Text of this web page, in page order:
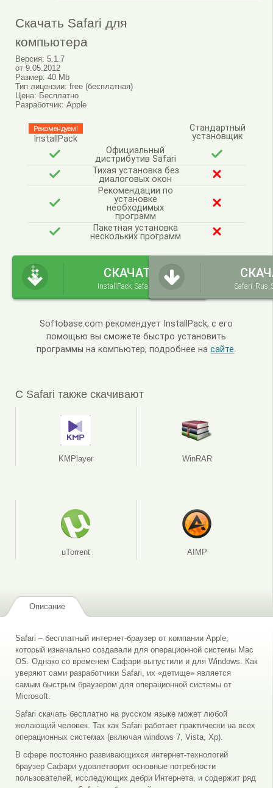
Скачать Safari для
компьютера
Версия: 5.1.7
от 9.05.2012
Размер: 40 Mb
Тип лицензии: free (бесплатная)
Цена: Бесплатно
Разработчик: Apple
Рекомендуем!
InstallPack
Стандартный
установщик
Официальный
дистрибутив Safari
Тихая установка без
диалоговых окон
Рекомендации по
установке
необходимых
программ
Пакетная установка
нескольких программ
СКАЧАТЬ
InstallPack_Safari.exe
Softobase.com рекомендует InstallPack, с его
помощью вы сможете быстро установить
программы на компьютер, подробнее насайте.
С Safari также скачивают
KMPlayer WinRAR
uTorrent AIMP
Описание
Safari – бесплатный интернет-браузер от компании Apple,
который изначально создавали для операционной системы Mac
OS. Однако со временем Сафари выпустили и для Windows. Как
уверяют сами разработчики Safari, их «детище» является
самым быстрым браузером для операционной системы от
Microsoft.
Safari скачать бесплатно на русском языке может любой
желающий человек. Так как Safari работает практически на всех
операционных системах (включая windows 7, Vista, Xp).
В сфере постоянно развивающихся интернет-технологий
браузер Сафари удовлетворит основные потребности
пользователей, исследующих дебри Интернета, и содержит ряд